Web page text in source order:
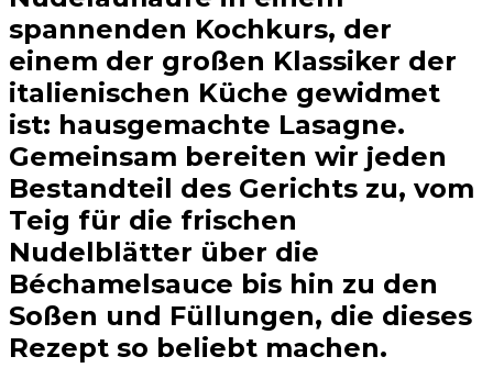
spannenden Kochkurs, der
einem der großen Klassiker der
italienischen Küche gewidmet
ist: hausgemachte Lasagne.
Gemeinsam bereiten wir jeden
Bestandteil des Gerichts zu, vom
Teig für die frischen
Nudelblätter über die
Béchamelsauce bis hin zu den
Soßen und Füllungen, die dieses
Rezept so beliebt machen.